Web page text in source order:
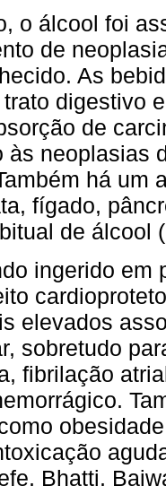
o álcool foi
de
As
digestivo
de
às neoplasias
há um
fígado,
de álcool
ingerido em
elevados
sobretudo
fibrilação
Bhatti,